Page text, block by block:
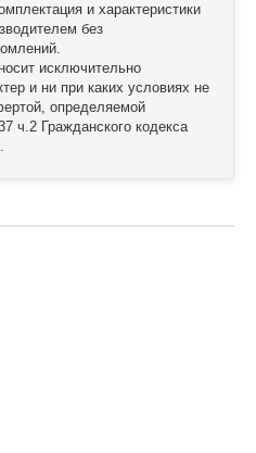
и характеристики
без
исключительно
и ни при каких условиях не
определяемой
ч.2 Гражданского кодекса